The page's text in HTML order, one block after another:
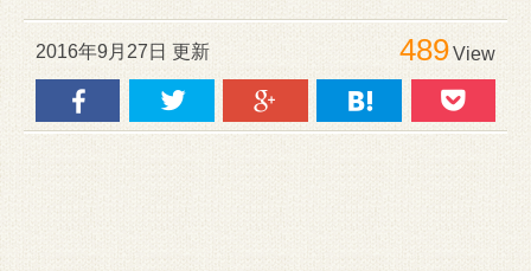
2016年9月27日 更新 489View